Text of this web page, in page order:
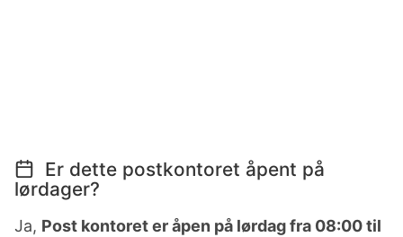
Er dette postkontoret åpent på
lørdager?
Ja, Post kontoret er åpen på lørdag fra 08:00 til